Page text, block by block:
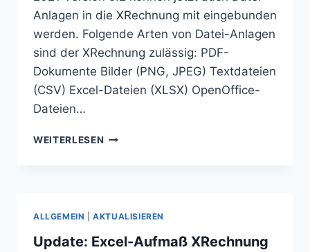
Anlagen in die XRechnung mit eingebunden
werden. Folgende Arten von Datei-Anlagen
sind der XRechnung zulässig: PDF-
Dokumente Bilder (PNG, JPEG) Textdateien
(CSV) Excel-Dateien (XLSX) OpenOffice-
Dateien…
WEITERLESEN UPDATE:
ALLGEMEIN |AKTUALISIEREN
Update: Excel-Aufmaß XRechnung